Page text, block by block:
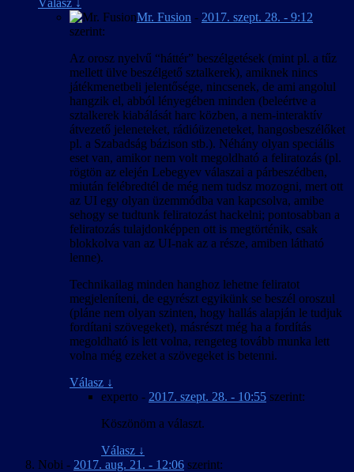
Válasz ↓
Mr. Fusion - 2017. szept. 28. - 9:12
szerint:
Az orosz nyelvű “háttér” beszélgetések (mint pl. a tűz
mellett ülve beszélgető sztalkerek), amiknek nincs
játékmenetbeli jelentősége, nincsenek, de ami angolul
hangzik el, abból lényegében minden (beleértve a
sztalkerek kiabálását harc közben, a nem-interaktív
átvezető jeleneteket, rádióüzeneteket, hangosbeszélőket
pl. a Szabadság bázison stb.). Néhány olyan speciális
eset van, amikor nem volt megoldható a feliratozás (pl.
rögtön az elején Lebegyev válaszai a párbeszédben,
miután felébredtél de még nem tudsz mozogni, mert ott
az UI egy olyan üzemmódba van kapcsolva, amibe
sehogy se tudtunk feliratozást hackelni; pontosabban a
feliratozás tulajdonképpen ott is megtörténik, csak
blokkolva van az UI-nak az a része, amiben látható
lenne).
Technikailag minden hanghoz lehetne feliratot
megjeleníteni, de egyrészt egyikünk se beszél oroszul
(pláne nem olyan szinten, hogy hallás alapján le tudjuk
fordítani szövegeket), másrészt még ha a fordítás
megoldható is lett volna, rengeteg tovább munka lett
volna még ezeket a szövegeket is betenni.
Válasz ↓
experto - 2017. szept. 28. - 10:55 szerint:
Köszönöm a választ.
Válasz ↓
Nobi - 2017. aug. 21. - 12:06 szerint: